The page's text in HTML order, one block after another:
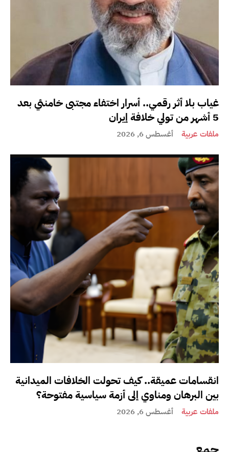
غياب بلا أثر رقمي.. أسرار اختفاء مجتبى خامنئي بعد
5 أشهر من تولي خلافة إيران
ملفات عربية أغسطس 6, 2026
انقسامات عميقة.. كيف تحولت الخلافات الميدانية
بين البرهان ومناوي إلى أزمة سياسية مفتوحة؟
ملفات عربية أغسطس 6, 2026